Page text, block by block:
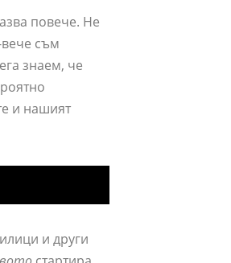
повече. Не
съм
знаем, че
и нашият
и други